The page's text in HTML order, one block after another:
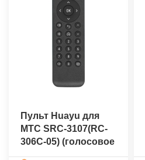
Пульт Huayu для
МТС SRC-3107(RC-
306C-05) (голосовое
управление)